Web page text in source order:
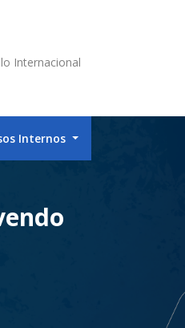
Internacional
Internos